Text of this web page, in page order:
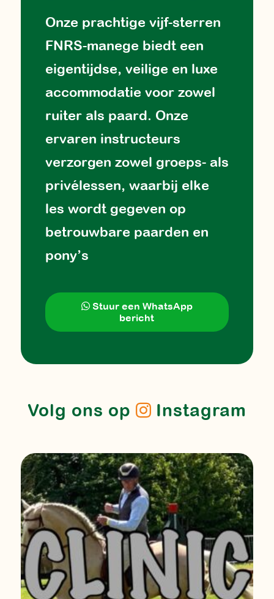
Onze prachtige vijf-sterren
FNRS-manege biedt een
eigentijdse, veilige en luxe
accommodatie voor zowel
ruiter als paard. Onze
ervaren instructeurs
verzorgen zowel groeps- als
privélessen, waarbij elke
les wordt gegeven op
betrouwbare paarden en
pony’s
Stuur een WhatsApp
bericht
Volg ons op Instagram